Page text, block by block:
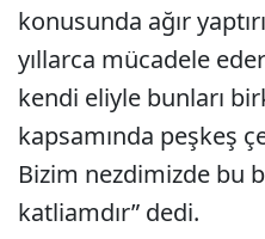
konusunda ağır
yıllarca mücadele
kendi eliyle bunları
kapsamında peşkeş
Bizim nezdimizde bu
katliamdır” dedi.